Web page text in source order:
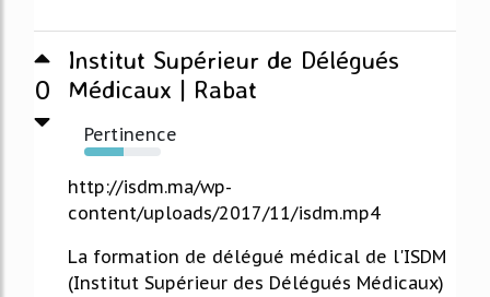
0
Institut Supérieur de Délégués
Médicaux | Rabat
Pertinence
52%
http://isdm.ma/wp-
content/uploads/2017/11/isdm.mp4
La formation de délégué médical de l'ISDM
(Institut Supérieur des Délégués Médicaux)